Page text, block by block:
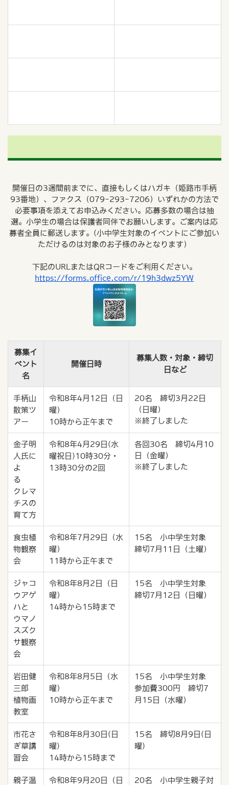
開催日の3週間前までに、直接もしくはハガキ（姫路市手柄
93番地）、ファクス（079-293-7206）いずれかの方法で
必要事項を添えてお申込みください。応募多数の場合は抽
選。小学生の場合は保護者同伴でお願いします。ご案内は応
募者全員に郵送します。(小中学生対象のイベントにご参加い
ただけるのは対象のお子様のみとなります）
下記のURLまたはQRコードをご利用ください。
https://forms.office.com/r/19h3dwz5YW
募集イ
ベント
名
開催日時
募集人数・対象・締切
日など
手柄山
散策ツ
アー
令和8年4月12日（日
曜）
10時から正午まで
20名 締切3月22日
（日曜）
※終了しました
金子明
人氏に
よ
る
クレマ
チスの
育て方
令和8年4月29日(水
曜祝日)10時30分・
13時30分の2回
各回30名 締切4月10
日（金曜）
※終了しました
食虫植
物観察
会
令和8年7月29日（水
曜）
11時から正午まで
15名 小中学生対象
締切7月11日（土曜）
ジャコ
ウアゲ
ハと
ウマノ
スズク
サ観察
会
令和8年8月2日（日
曜）
14時から15時まで
15名 小中学生対象
締切7月12日（日曜）
岩田健
三郎
植物画
教室
令和8年8月5日（水
曜）
10時から正午まで
15名 小中学生対象
参加費300円 締切7
月15日（水曜）
市花さ
ぎ草講
習会
令和8年8月30日(日
曜)
14時から15時まで
15名 締切8月9日(日
曜)
親子温
令和8年9月20日（日
20名 小中学生親子対